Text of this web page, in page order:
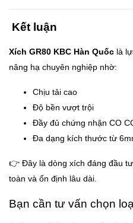
Kết luận
Xích GR80 KBC Hàn Quốc là
nâng hạ chuyên nghiệp nhờ:
Chịu tải cao
Độ bền vượt trội
Đầy đủ chứng nhận CO
Đa dạng kích thước từ
👉 Đây là dòng xích đáng đầu
toàn và ổn định lâu dài.
Bạn cần tư vấn chọn